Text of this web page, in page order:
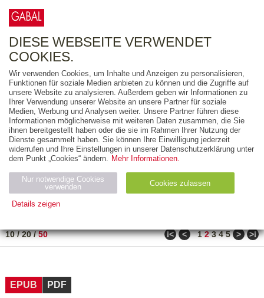
FREITEXT
AUSGABEART
AUS DER REIHE
ZUM THEMA
Neuerscheinung
Bestseller
PREIS
10/20/50 ǀ< < 1 2 3 4 5 > >ǀ
EPUB PDF
DIESE WEBSEITE VERWENDET
COOKIES.
Wir verwenden Cookies, um Inhalte und Anzeigen zu personalisieren,
Funktionen für soziale Medien anbieten zu können und die Zugriffe auf
unsere Website zu analysieren. Außerdem geben wir Informationen zu
Ihrer Verwendung unserer Website an unsere Partner für soziale
Medien, Werbung und Analysen weiter. Unsere Partner führen diese
Informationen möglicherweise mit weiteren Daten zusammen, die Sie
ihnen bereitgestellt haben oder die sie im Rahmen Ihrer Nutzung der
Dienste gesammelt haben. Sie können Ihre Einwilligung jederzeit
widerrufen und Ihre Einstellungen in unserer Datenschutzerklärung unter
dem Punkt „Cookies“ ändern. Mehr Informationen.
Nur notwendige Cookies
verwenden
Cookies zulassen
Details zeigen
Name Zweck
Ty
ESSION
_ID
verlag.
de